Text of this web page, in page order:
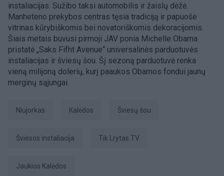
instaliacijas. Sužibo taksi automobilis ir žaislų dėžė.
Manheteno prekybos centras tęsia tradiciją ir papuošė
vitrinas kūrybiškomis bei novatoriškomis dekoracijomis.
Šiais metais buvusi pirmoji JAV ponia Michelle Obama
pristatė „Saks Fifht Avenue“ universalinės parduotuvės
instaliacijas ir šviesų šou. Šį sezoną parduotuvė renka
vieną milijoną dolerių, kurį paaukos Obamos fondui jaunų
merginų sąjungai.
Niujorkas Kalėdos šviesų šou
šviesos instaliacija tik Lrytas.TV
Jaukios Kalėdos